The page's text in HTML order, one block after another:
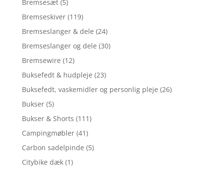
Bremsesæt (5)
Bremseskiver (119)
Bremseslanger & dele (24)
Bremseslanger og dele (30)
Bremsewire (12)
Buksefedt & hudpleje (23)
Buksefedt, vaskemidler og personlig pleje (26)
Bukser (5)
Bukser & Shorts (111)
Campingmøbler (41)
Carbon sadelpinde (5)
Citybike dæk (1)